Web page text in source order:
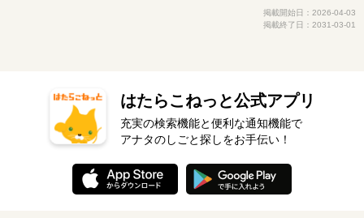
掲載開始日：2026-04-03
掲載終了日：2031-03-01
はたらこねっと公式アプリ
充実の検索機能と便利な通知機能で
アナタのしごと探しをお手伝い！